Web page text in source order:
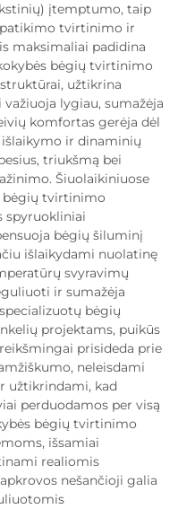
įtemptumo, taip
tvirtinimo ir
maksimaliai padidina
bėgių tvirtinimo
užtikrina
lygiau, sumažėja
komfortas gerėja dėl
ir dinaminių
triukšmą bei
Šiuolaikiniuose
bėgių tvirtinimo
spyruokliniai
bėgių šiluminį
išlaikydami nuolatinę
svyravimų
ir sumažėja
bėgių
projektams, puikūs
prisideda prie
neleisdami
užtikrindami, kad
perduodamos per visą
bėgių tvirtinimo
išsamiai
realiomis
nešančioji galia